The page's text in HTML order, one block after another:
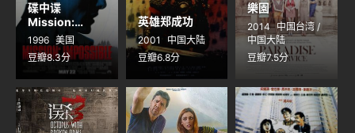
碟中谍
Mission:
Impossible
1996 美国
豆瓣8.3分
英雄郑成功
2001
中国大陆
豆瓣6.8分
樂園
2014 中国台湾 /
中国大陆
豆瓣7.5分